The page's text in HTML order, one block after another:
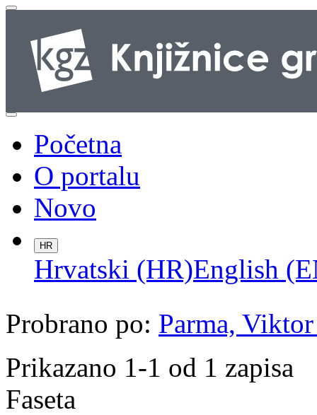
Početna
O portalu
Novo
HR
Hrvatski (HR)English
Probrano po: Parma,
Prikazano 1-1 od 1 zapisa
Faseta